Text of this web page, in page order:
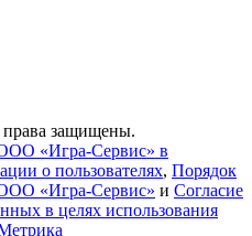
защищены.
«Игра-Сервис» в
о пользователях, Порядок
«Игра-Сервис» и Согласие
в целях использования